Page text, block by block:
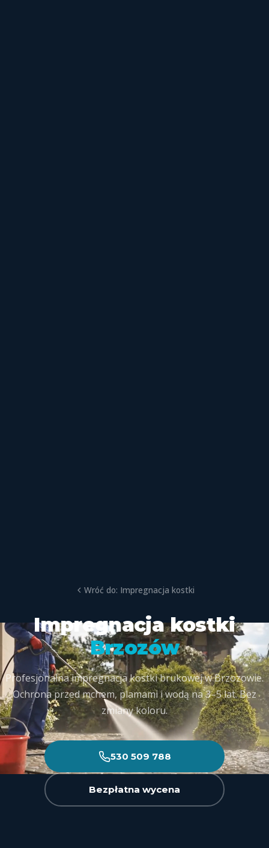
Wróć do: Impregnacja kostki
Impregnacja kostki
Brzozów
Profesjonalna impregnacja kostki brukowej w Brzozowie.
Ochrona przed mchem, plamami i wodą na 3–5 lat. Bez
zmiany koloru.
530 509 788
Bezpłatna wycena